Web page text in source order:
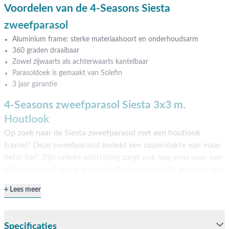
Voordelen van de 4-Seasons Siesta
zweefparasol
Aluminium frame: sterke materiaalsoort en onderhoudsarm
360 graden draaibaar
Zowel zijwaarts als achterwaarts kantelbaar
Parasoldoek is gemaakt van Solefin
3 jaar garantie
4-Seasons zweefparasol Siesta 3x3 m.
Houtlook
Op zoek naar de Siesta zweefparasol met een houtlook
framel? Deze zweefparasol bedekt een oppervlakte van maar
liefst 9m². Zijn unieke uitstraling zorgt ook nog eens voor een
en het voordeel van aluminium. Aluminium heeft in
Lees meer
Specificaties